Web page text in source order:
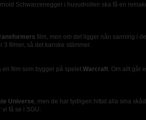
Schwarzenegger i huvudrollen ska få en
film, men om det ligger nån sanning i
3 filmer, så det kanske stämmer.
en film som bygger på spelet Warcraft. Om allt går
Universe, men de har tydligen hittat alla sina
vi få se i SGU: